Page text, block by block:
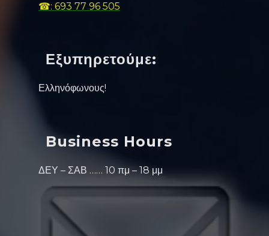
☎: 693 77 96 505
Εξυπηρετούμε:
Ελληνόφωνους!
Business Hours
ΔΕΥ – ΣΑΒ …… 10 πμ – 18 μμ